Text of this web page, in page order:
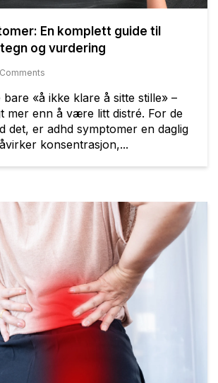
En komplett guide til
og vurdering
«å ikke klare å sitte stille» –
mer enn å være litt distré. For de
det, er adhd symptomer en daglig
konsentrasjon,...